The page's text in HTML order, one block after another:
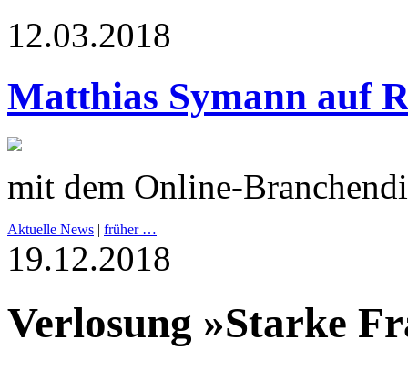
12.03.2018
Matthias Symann auf
mit dem Online-
Aktuelle News | früher …
19.12.2018
Verlosung »Starke